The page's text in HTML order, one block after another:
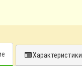
Характеристики